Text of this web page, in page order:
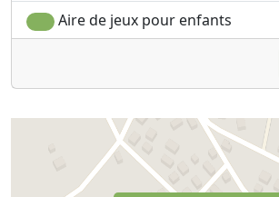
Aire de jeux pour enfants